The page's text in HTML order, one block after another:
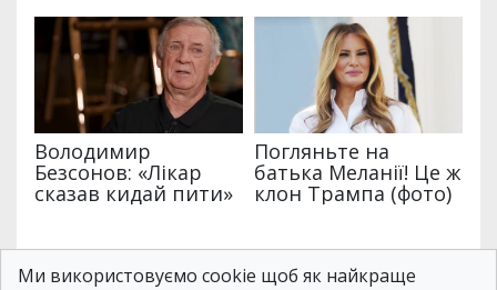
Ми використовуємо cookie щоб як найкраще